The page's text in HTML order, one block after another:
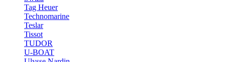
Tag Heuer
Technomarine
Teslar
Tissot
TUDOR
U-BOAT